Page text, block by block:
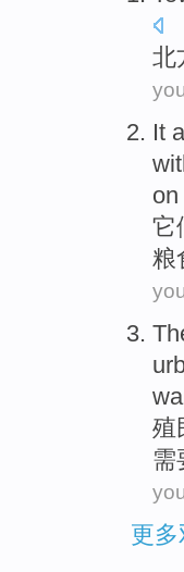
北
It
on
它
粮
殖
需
更